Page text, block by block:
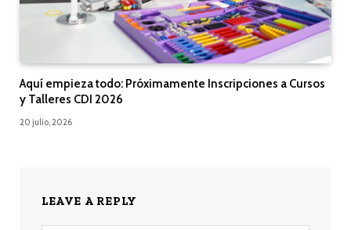
Aquí empieza todo: Próximamente Inscripciones a Cursos
y Talleres CDI 2026
20 julio, 2026
LEAVE A REPLY